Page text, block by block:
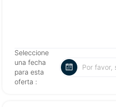
Seleccione
una fecha
para esta
oferta :